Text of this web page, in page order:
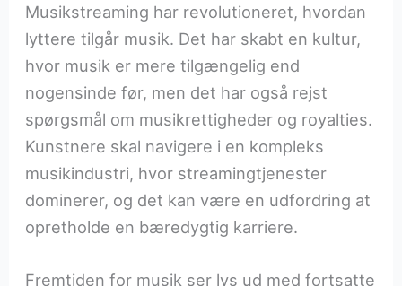
Musikstreaming har revolutioneret, hvordan
lyttere tilgår musik. Det har skabt en kultur,
hvor musik er mere tilgængelig end
nogensinde før, men det har også rejst
spørgsmål om musikrettigheder og royalties.
Kunstnere skal navigere i en kompleks
musikindustri, hvor streamingtjenester
dominerer, og det kan være en udfordring at
opretholde en bæredygtig karriere.
Fremtiden for musik ser lys ud med fortsatte